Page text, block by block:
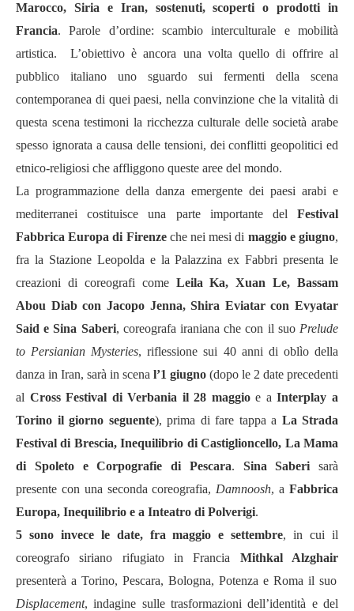
Marocco, Siria e Iran, sostenuti, scoperti o prodotti in
Francia. Parole d’ordine: scambio interculturale e mobilità
artistica. L’obiettivo è ancora una volta quello di offrire al
pubblico italiano uno sguardo sui fermenti della scena
contemporanea di quei paesi, nella convinzione che la vitalità di
questa scena testimoni la ricchezza culturale delle società arabe
spesso ignorata a causa delle tensioni, dei conflitti geopolitici ed
etnico-religiosi che affliggono queste aree del mondo.
La programmazione della danza emergente dei paesi arabi e
mediterranei costituisce una parte importante del Festival
Fabbrica Europa di Firenzeche nei mesi di maggio e giugno,
fra la Stazione Leopolda e la Palazzina ex Fabbri presenta le
creazioni di coreografi come Leila Ka, Xuan Le, Bassam
Abou Diab con Jacopo Jenna, Shira Eviatar con Evyatar
Said e Sina Saberi, coreografa iraniana che con il suo Prelude
to Persianian Mysteries, riflessione sui 40 anni di oblìo della
danza in Iran, sarà in scena l’1 giugno (dopo le 2 date precedenti
al Cross Festival di Verbania il 28 maggioe aInterplay a
Torino il giorno seguente), prima di fare tappa a La Strada
Festival di Brescia, Inequilibrio di Castiglioncello, La Mama
di Spoleto e Corpografie di Pescara. Sina Saberi sarà
presente con una seconda coreografia, Damnoosh, aFabbrica
Europa, Inequilibrio e a Inteatro di Polverigi.
5 sono invece le date, fra maggio e settembre, in cui il
coreografo siriano rifugiato in Francia Mithkal Alzghair
presenterà a Torino, Pescara, Bologna, Potenza e Roma il suo
Displacement, indagine sulle trasformazioni dell’identità e del